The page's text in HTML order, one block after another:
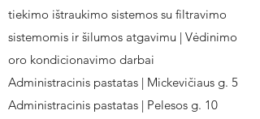
tiekimo ištraukimo sistemos su filtravimo
sistemomis ir šilumos atgavimu | Vėdinimo
oro kondicionavimo darbai
Administracinis pastatas | Mickevičiaus g. 5
Administracinis pastatas | Pelesos g. 10